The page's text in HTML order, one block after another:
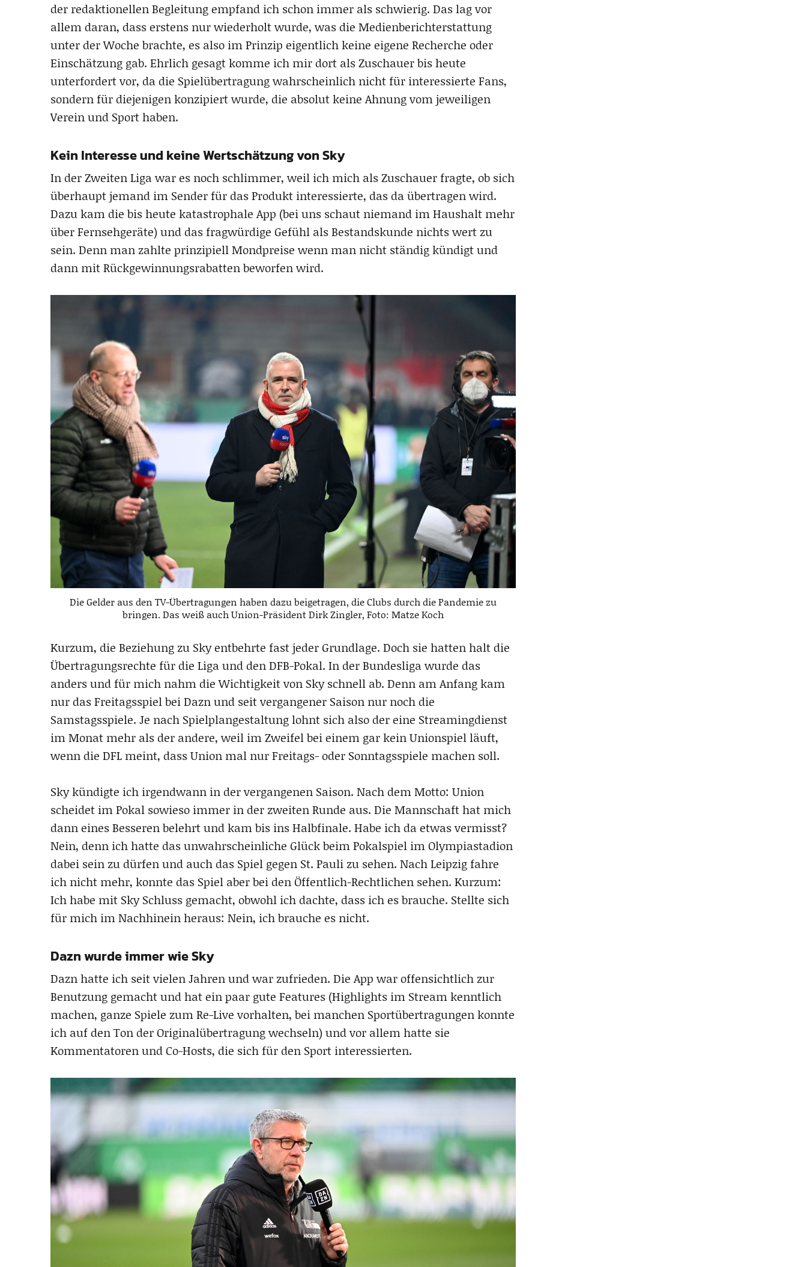
der redaktionellen Begleitung empfand ich schon immer als schwierig. Das lag vor
allem daran, dass erstens nur wiederholt wurde, was die Medienberichterstattung
unter der Woche brachte, es also im Prinzip eigentlich keine eigene Recherche oder
Einschätzung gab. Ehrlich gesagt komme ich mir dort als Zuschauer bis heute
unterfordert vor, da die Spielübertragung wahrscheinlich nicht für interessierte Fans,
sondern für diejenigen konzipiert wurde, die absolut keine Ahnung vom jeweiligen
Verein und Sport haben.
Kein Interesse und keine Wertschätzung von Sky
In der Zweiten Liga war es noch schlimmer, weil ich mich als Zuschauer fragte, ob sich
überhaupt jemand im Sender für das Produkt interessierte, das da übertragen wird.
Dazu kam die bis heute katastrophale App (bei uns schaut niemand im Haushalt mehr
über Fernsehgeräte) und das fragwürdige Gefühl als Bestandskunde nichts wert zu
sein. Denn man zahlte prinzipiell Mondpreise wenn man nicht ständig kündigt und
dann mit Rückgewinnungsrabatten beworfen wird.
Die Gelder aus den TV-Übertragungen haben dazu beigetragen, die Clubs durch die Pandemie zu
bringen. Das weiß auch Union-Präsident Dirk Zingler, Foto: Matze Koch
Kurzum, die Beziehung zu Sky entbehrte fast jeder Grundlage. Doch sie hatten halt die
Übertragungsrechte für die Liga und den DFB-Pokal. In der Bundesliga wurde das
anders und für mich nahm die Wichtigkeit von Sky schnell ab. Denn am Anfang kam
nur das Freitagsspiel bei Dazn und seit vergangener Saison nur noch die
Samstagsspiele. Je nach Spielplangestaltung lohnt sich also der eine Streamingdienst
im Monat mehr als der andere, weil im Zweifel bei einem gar kein Unionspiel läuft,
wenn die DFL meint, dass Union mal nur Freitags- oder Sonntagsspiele machen soll.
Sky kündigte ich irgendwann in der vergangenen Saison. Nach dem Motto: Union
scheidet im Pokal sowieso immer in der zweiten Runde aus. Die Mannschaft hat mich
dann eines Besseren belehrt und kam bis ins Halbfinale. Habe ich da etwas vermisst?
Nein, denn ich hatte das unwahrscheinliche Glück beim Pokalspiel im Olympiastadion
dabei sein zu dürfen und auch das Spiel gegen St. Pauli zu sehen. Nach Leipzig fahre
ich nicht mehr, konnte das Spiel aber bei den Öffentlich-Rechtlichen sehen. Kurzum:
Ich habe mit Sky Schluss gemacht, obwohl ich dachte, dass ich es brauche. Stellte sich
für mich im Nachhinein heraus: Nein, ich brauche es nicht.
Dazn wurde immer wie Sky
Dazn hatte ich seit vielen Jahren und war zufrieden. Die App war offensichtlich zur
Benutzung gemacht und hat ein paar gute Features (Highlights im Stream kenntlich
machen, ganze Spiele zum Re-Live vorhalten, bei manchen Sportübertragungen konnte
ich auf den Ton der Originalübertragung wechseln) und vor allem hatte sie
Kommentatoren und Co-Hosts, die sich für den Sport interessierten.